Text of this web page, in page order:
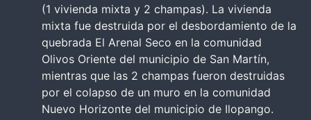
(1 vivienda mixta y 2 champas). La vivienda
mixta fue destruida por el desbordamiento de la
quebrada El Arenal Seco en la comunidad
Olivos Oriente del municipio de San Martín,
mientras que las 2 champas fueron destruidas
por el colapso de un muro en la comunidad
Nuevo Horizonte del municipio de Ilopango.